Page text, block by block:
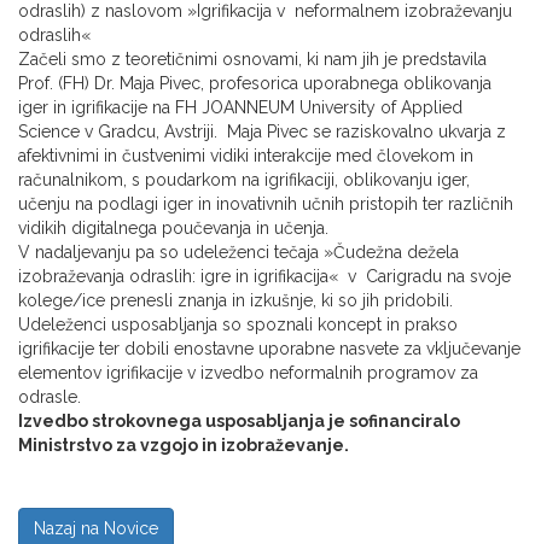
odraslih) z naslovom »Igrifikacija v neformalnem izobraževanju
odraslih«
Začeli smo z teoretičnimi osnovami, ki nam jih je predstavila
Prof. (FH) Dr. Maja Pivec, profesorica uporabnega oblikovanja
iger in igrifikacije na FH JOANNEUM University of Applied
Science v Gradcu, Avstriji. Maja Pivec se raziskovalno ukvarja z
afektivnimi in čustvenimi vidiki interakcije med človekom in
računalnikom, s poudarkom na igrifikaciji, oblikovanju iger,
učenju na podlagi iger in inovativnih učnih pristopih ter različnih
vidikih digitalnega poučevanja in učenja.
V nadaljevanju pa so udeleženci tečaja »Čudežna dežela
izobraževanja odraslih: igre in igrifikacija« v Carigradu na svoje
kolege/ice prenesli znanja in izkušnje, ki so jih pridobili.
Udeleženci usposabljanja so spoznali koncept in prakso
igrifikacije ter dobili enostavne uporabne nasvete za vključevanje
elementov igrifikacije v izvedbo neformalnih programov za
odrasle.
Izvedbo strokovnega usposabljanja je sofinanciralo
Ministrstvo za vzgojo in izobraževanje.
Nazaj na Novice